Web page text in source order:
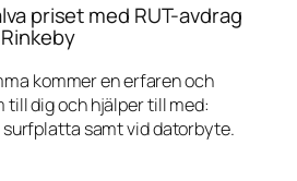
priset med RUT-avdrag
kommer en erfaren och
till dig och hjälper till med:
samt vid datorbyte.